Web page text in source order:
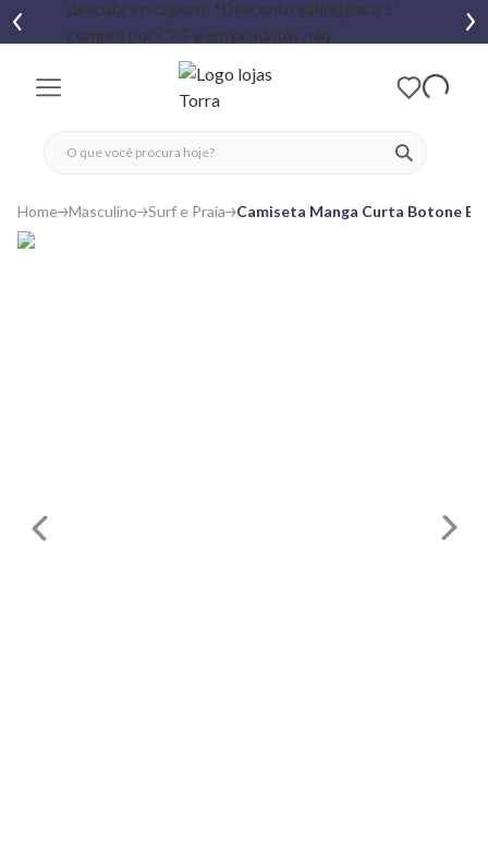
ver
fechar menu
fechar menu
favoritos
Home Masculino Surf e Praia Camiseta Manga Curta Botone